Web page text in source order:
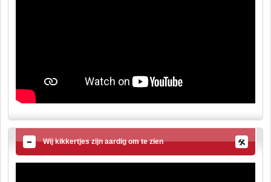
Wij kikkertjes zijn aardig om te zien